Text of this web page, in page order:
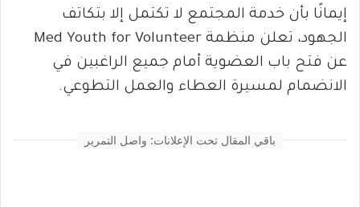
إيمانًا بأن خدمة المجتمع لا تكتمل إلا بتكاتف
الجهود، تعلن منظمة Med Youth for Volunteer
عن فتح باب العضوية أمام جميع الراغبين في
الانضمام لمسيرة العطاء والعمل التطوعي.
باقي المقال تحت الإعلانات: واصل التمرير